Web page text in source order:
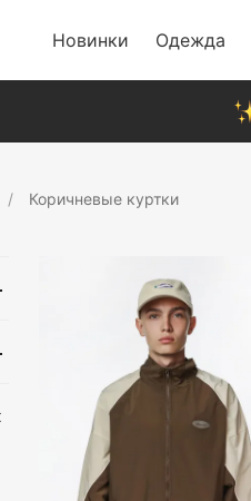
Новинки Одежда
Коричневые куртки